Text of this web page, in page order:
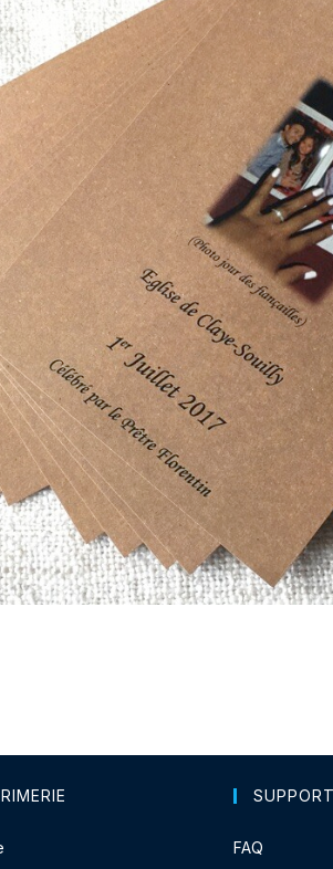
SUPPORT
FAQ